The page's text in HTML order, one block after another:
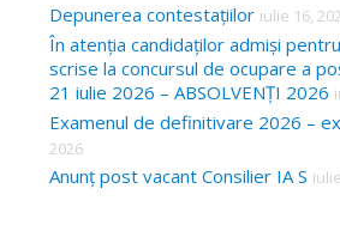
Depunerea contestațiilor iulie 16,
În atenția candidaților admiși
scrise la concursul de ocupare a
21 iulie 2026 – ABSOLVENȚI 2026
Examenul de definitivare 2026 –
2026
Anunț post vacant Consilier IA S